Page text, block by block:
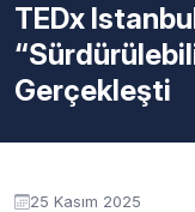
TEDx
Gerçekleşti
25 Kasım 2025